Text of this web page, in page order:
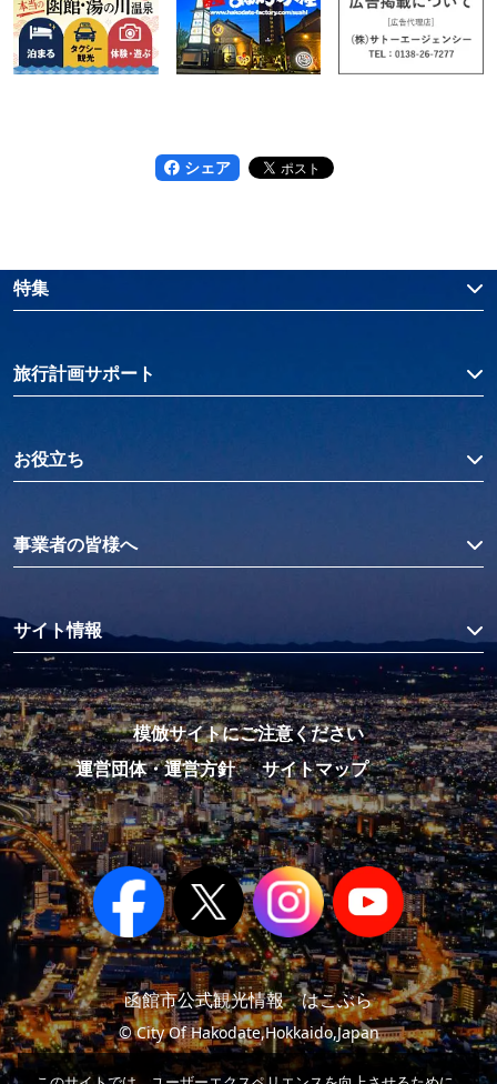
シェア
特集
旅行計画サポート
お役立ち
事業者の皆様へ
サイト情報
模倣サイトにご注意ください
運営団体・運営方針
サイトマップ
函館市公式観光情報 はこぶら
© City Of Hakodate,Hokkaido,Japan